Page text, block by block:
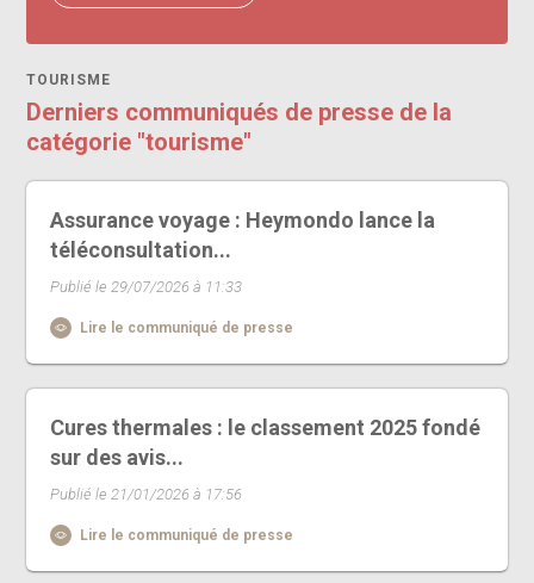
TOURISME
Derniers communiqués de presse de la
catégorie "tourisme"
Assurance voyage : Heymondo lance la
téléconsultation...
Publié le 29/07/2026 à 11:33
Lire le communiqué de presse
Cures thermales : le classement 2025 fondé
sur des avis...
Publié le 21/01/2026 à 17:56
Lire le communiqué de presse